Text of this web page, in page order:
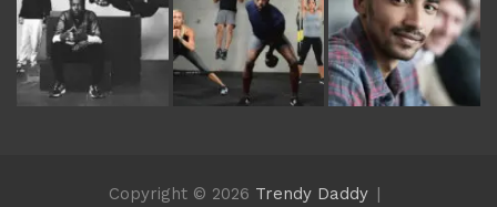
Copyright © 2026 Trendy Daddy